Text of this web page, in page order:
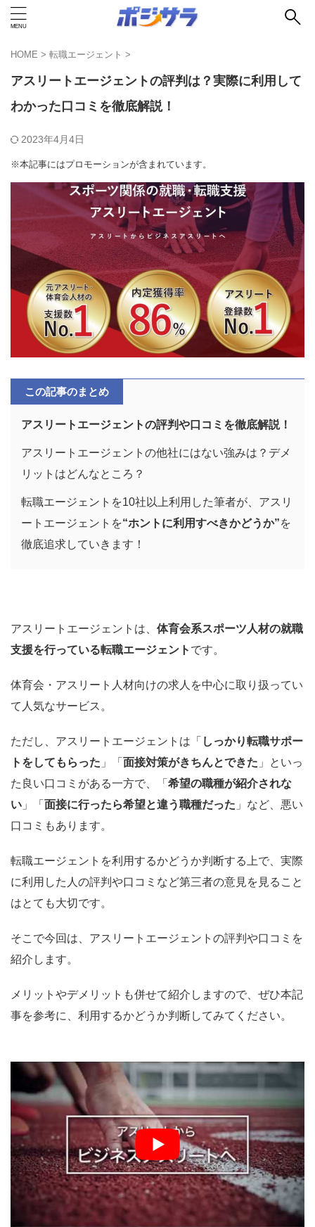
HOME > 転職エージェント >
アスリートエージェントの評判は？実際に利用して
わかった口コミを徹底解説！
2023年4月4日
※本記事にはプロモーションが含まれています。
この記事のまとめ
アスリートエージェントの評判や口コミを徹底解説！
アスリートエージェントの他社にはない強みは？デメ
リットはどんなところ？
転職エージェントを10社以上利用した筆者が、アスリ
ートエージェントを“ホントに利用すべきかどうか”を
徹底追求していきます！
アスリートエージェントは、 体育会系スポーツ人材の就職
支援を行っている転職エージェント です。
体育会・アスリート人材向けの求人を中心に取り扱ってい
て人気なサービス。
ただし、アスリートエージェントは「 しっかり転職サポー
トをしてもらった 」「 面接対策がきちんとできた 」といっ
た良い口コミがある一方で、「 希望の職種が紹介されな
い 」「 面接に行ったら希望と違う職種だった 」など、悪い
口コミもあります。
転職エージェントを利用するかどうか判断する上で、実際
に利用した人の評判や口コミなど第三者の意見を見ること
はとても大切です。
そこで今回は、アスリートエージェントの評判や口コミを
紹介します。
メリットやデメリットも併せて紹介しますので、ぜひ本記
事を参考に、利用するかどうか判断してみてください。